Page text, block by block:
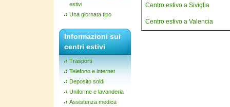
estivi
Una giornata tipo
Informazioni sui
centri estivi
Trasporti
Telefono e internet
Deposito soldi
Uniforme e lavanderia
Assistenza medica
Centro estivo a Siviglia
Centro estivo a Valencia